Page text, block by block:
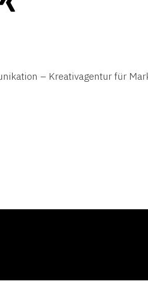
– Kreativagentur für